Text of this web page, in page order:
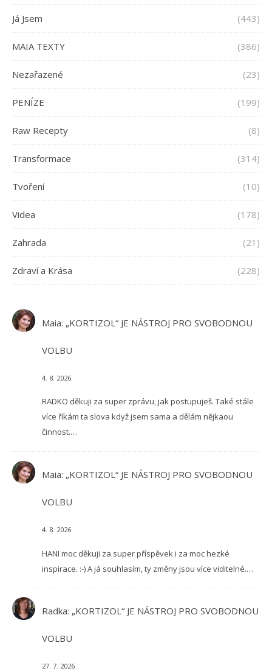
Já Jsem (443)
MAIA TEXTY (386)
Nezařazené (23)
PENÍZE (199)
Raw Recepty (8)
Transformace (314)
Tvoření (10)
Videa (178)
Zahrada (21)
Zdraví a Krása (228)
Maia: „KORTIZOL“ JE NÁSTROJ PRO SVOBODNOU
VOLBU
4. 8. 2026
RADKO děkuji za super zprávu, jak postupuješ. Také stále
více říkám ta slova když jsem sama a dělám nějkaou
činnost.…
Maia: „KORTIZOL“ JE NÁSTROJ PRO SVOBODNOU
VOLBU
4. 8. 2026
HANI moc děkuji za super příspěvek i za moc hezké
inspirace. :-) A já souhlasím, ty změny jsou více viditelné.…
Radka: „KORTIZOL“ JE NÁSTROJ PRO SVOBODNOU
VOLBU
27. 7. 2026